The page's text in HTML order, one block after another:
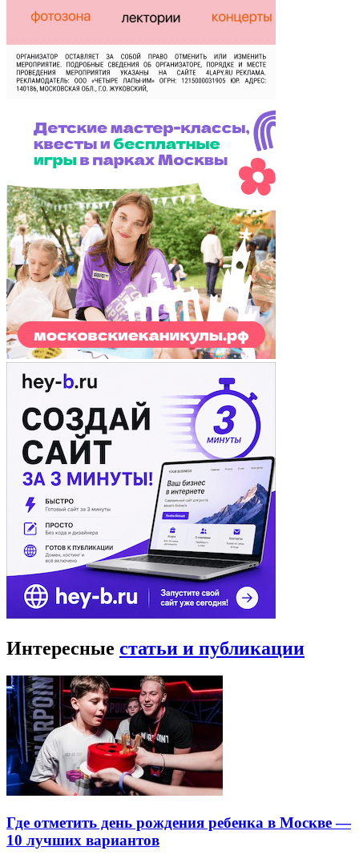
Интересные статьи и публикации
Где отметить день рождения ребенка в Москве —
10 лучших вариантов